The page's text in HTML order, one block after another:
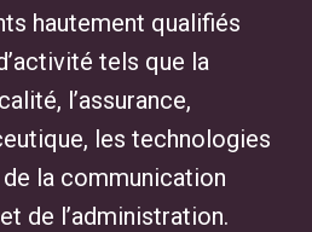
hautement qualifiés
tels que la
l’assurance,
les technologies
la communication
de l’administration.